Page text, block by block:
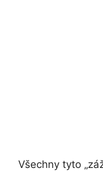
Všechny tyto